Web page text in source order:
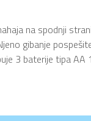
na spodnji
gibanje
3 baterije tipa AA